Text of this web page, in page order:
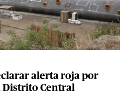
alerta roja por
Distrito Central